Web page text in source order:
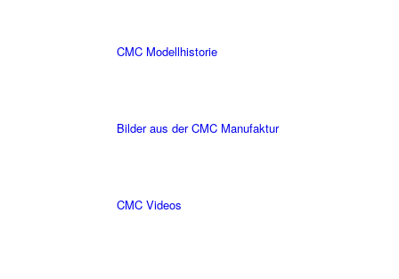
CMC Modellhistorie
Bilder aus der CMC Manufaktur
CMC Videos